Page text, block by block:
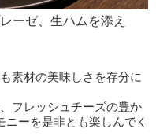
ーゼ、生ハムを添え
素材の美味しさを存分に
フレッシュチーズの豊か
ーを是非とも楽しんでく